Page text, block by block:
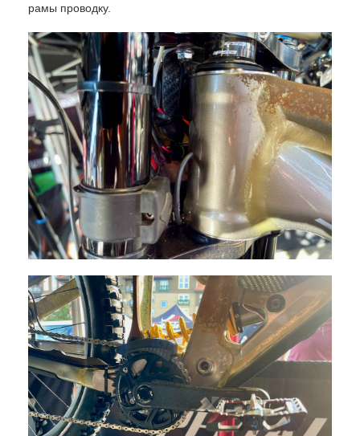
рамы проводку.